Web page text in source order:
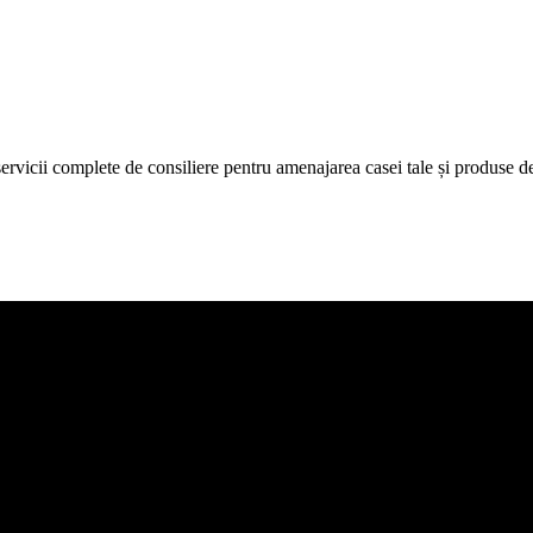
complete de consiliere pentru amenajarea casei tale și produse